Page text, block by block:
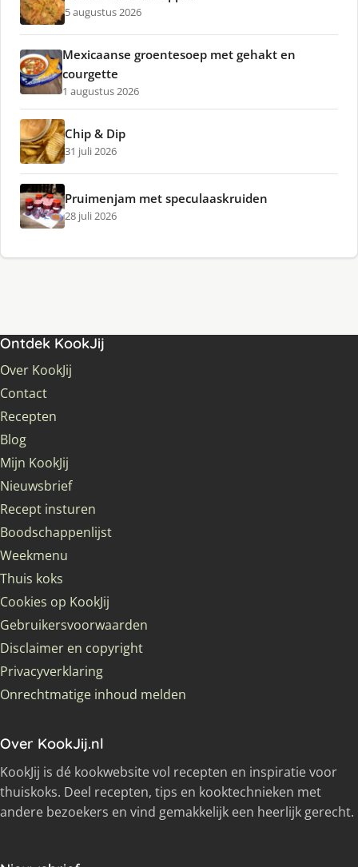
5 augustus 2026
Mexicaanse groentesoep met gehakt en
courgette
1 augustus 2026
Chip & Dip
31 juli 2026
Pruimenjam met speculaaskruiden
28 juli 2026
Ontdek KookJij
Over KookJij
Contact
Recepten
Blog
Mijn KookJij
Nieuwsbrief
Recept insturen
Boodschappenlijst
Weekmenu
Thuis koks
Cookies op KookJij
Gebruikersvoorwaarden
Disclaimer en copyright
Privacyverklaring
Onrechtmatige inhoud melden
Over KookJij.nl
KookJij is dé kookwebsite vol recepten en inspiratie voor
thuiskoks. Deel recepten, tips en kooktechnieken met
andere bezoekers en vind gemakkelijk een heerlijk gerecht.